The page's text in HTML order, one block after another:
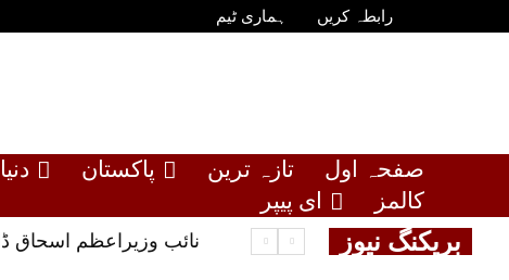
رابطہ کریں ہماری ٹیم
صفحہ اول تازہ ترین پاکستان دنیا
کالمز
ای پیپر
بریکنگ نیوز نائب وزیراعظم اسحاق